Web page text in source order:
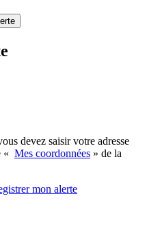
devez saisir votre adresse
« Mes coordonnées » de la
mon alerte